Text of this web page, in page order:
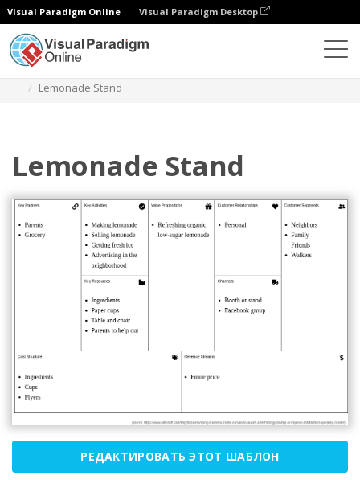
Visual Paradigm Online Visual Paradigm Desktop
Lemonade Stand
Lemonade Stand
РЕДАКТИРОВАТЬ ЭТОТ ШАБЛОН